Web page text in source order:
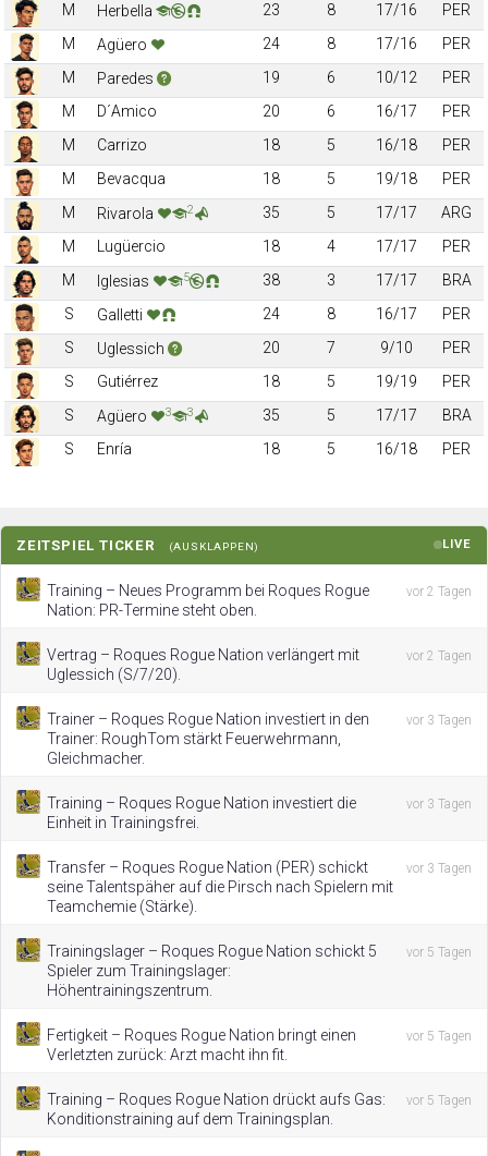
M
Herbella 23 8 17/16
PER
M
Agüero 24 8 17/16
PER
M
Paredes 19 6 10/12
PER
M
D´Amico 20 6 16/17
PER
M
Carrizo 18 5 16/18
PER
M
Bevacqua 18 5 19/18
PER
M
Rivarola 2 35 5 17/17
ARG
M
Lugüercio 18 4 17/17
PER
M
Iglesias 5 38 3 17/17
BRA
S
Galletti 24 8 16/17
PER
S
Uglessich 20 7 9/10
PER
S
Gutiérrez 18 5 19/19
PER
S
Agüero 3 3 35 5 17/17
BRA
S
Enría 18 5 16/18 PER
ZEITSPIEL TICKER (AUSKLAPPEN) LIVE
Training – Neues Programm bei Roques Rogue
Nation: PR-Termine steht oben.
vor 2 Tagen
Vertrag – Roques Rogue Nation verlängert mit
Uglessich (S/7/20).
vor 2 Tagen
Trainer – Roques Rogue Nation investiert in den
Trainer: RoughTom stärkt Feuerwehrmann,
Gleichmacher.
vor 3 Tagen
Training – Roques Rogue Nation investiert die
Einheit in Trainingsfrei.
vor 3 Tagen
Transfer – Roques Rogue Nation (PER) schickt
seine Talentspäher auf die Pirsch nach Spielern mit
Teamchemie (Stärke).
vor 3 Tagen
Trainingslager – Roques Rogue Nation schickt 5
Spieler zum Trainingslager:
Höhentrainingszentrum.
vor 5 Tagen
Fertigkeit – Roques Rogue Nation bringt einen
Verletzten zurück: Arzt macht ihn fit.
vor 5 Tagen
Training – Roques Rogue Nation drückt aufs Gas:
Konditionstraining auf dem Trainingsplan.
vor 5 Tagen